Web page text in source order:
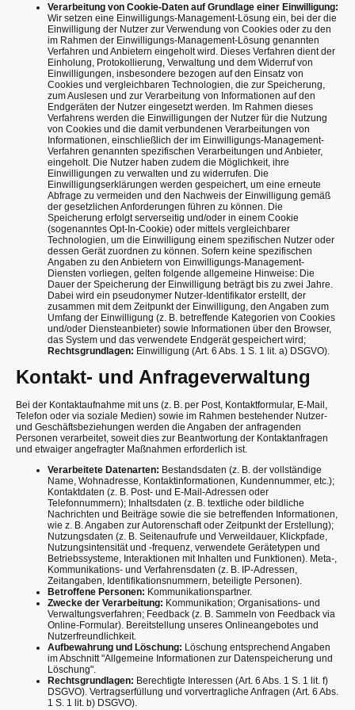
Verarbeitung von Cookie-Daten auf Grundlage einer Einwilligung:
Wir setzen eine Einwilligungs-Management-Lösung ein, bei der die
Einwilligung der Nutzer zur Verwendung von Cookies oder zu den
im Rahmen der Einwilligungs-Management-Lösung genannten
Verfahren und Anbietern eingeholt wird. Dieses Verfahren dient der
Einholung, Protokollierung, Verwaltung und dem Widerruf von
Einwilligungen, insbesondere bezogen auf den Einsatz von
Cookies und vergleichbaren Technologien, die zur Speicherung,
zum Auslesen und zur Verarbeitung von Informationen auf den
Endgeräten der Nutzer eingesetzt werden. Im Rahmen dieses
Verfahrens werden die Einwilligungen der Nutzer für die Nutzung
von Cookies und die damit verbundenen Verarbeitungen von
Informationen, einschließlich der im Einwilligungs-Management-
Verfahren genannten spezifischen Verarbeitungen und Anbieter,
eingeholt. Die Nutzer haben zudem die Möglichkeit, ihre
Einwilligungen zu verwalten und zu widerrufen. Die
Einwilligungserklärungen werden gespeichert, um eine erneute
Abfrage zu vermeiden und den Nachweis der Einwilligung gemäß
der gesetzlichen Anforderungen führen zu können. Die
Speicherung erfolgt serverseitig und/oder in einem Cookie
(sogenanntes Opt-In-Cookie) oder mittels vergleichbarer
Technologien, um die Einwilligung einem spezifischen Nutzer oder
dessen Gerät zuordnen zu können. Sofern keine spezifischen
Angaben zu den Anbietern von Einwilligungs-Management-
Diensten vorliegen, gelten folgende allgemeine Hinweise: Die
Dauer der Speicherung der Einwilligung beträgt bis zu zwei Jahre.
Dabei wird ein pseudonymer Nutzer-Identifikator erstellt, der
zusammen mit dem Zeitpunkt der Einwilligung, den Angaben zum
Umfang der Einwilligung (z. B. betreffende Kategorien von Cookies
und/oder Diensteanbieter) sowie Informationen über den Browser,
das System und das verwendete Endgerät gespeichert wird;
Rechtsgrundlagen: Einwilligung (Art. 6 Abs. 1 S. 1 lit. a) DSGVO).
Kontakt- und Anfrageverwaltung
Bei der Kontaktaufnahme mit uns (z. B. per Post, Kontaktformular, E-Mail,
Telefon oder via soziale Medien) sowie im Rahmen bestehender Nutzer-
und Geschäftsbeziehungen werden die Angaben der anfragenden
Personen verarbeitet, soweit dies zur Beantwortung der Kontaktanfragen
und etwaiger angefragter Maßnahmen erforderlich ist.
Verarbeitete Datenarten: Bestandsdaten (z. B. der vollständige
Name, Wohnadresse, Kontaktinformationen, Kundennummer, etc.);
Kontaktdaten (z. B. Post- und E-Mail-Adressen oder
Telefonnummern); Inhaltsdaten (z. B. textliche oder bildliche
Nachrichten und Beiträge sowie die sie betreffenden Informationen,
wie z. B. Angaben zur Autorenschaft oder Zeitpunkt der Erstellung);
Nutzungsdaten (z. B. Seitenaufrufe und Verweildauer, Klickpfade,
Nutzungsintensität und -frequenz, verwendete Gerätetypen und
Betriebssysteme, Interaktionen mit Inhalten und Funktionen). Meta-,
Kommunikations- und Verfahrensdaten (z. B. IP-Adressen,
Zeitangaben, Identifikationsnummern, beteiligte Personen).
Betroffene Personen: Kommunikationspartner.
Zwecke der Verarbeitung: Kommunikation; Organisations- und
Verwaltungsverfahren; Feedback (z. B. Sammeln von Feedback via
Online-Formular). Bereitstellung unseres Onlineangebotes und
Nutzerfreundlichkeit.
Aufbewahrung und Löschung: Löschung entsprechend Angaben
im Abschnitt "Allgemeine Informationen zur Datenspeicherung und
Löschung".
Rechtsgrundlagen: Berechtigte Interessen (Art. 6 Abs. 1 S. 1 lit. f)
DSGVO). Vertragserfüllung und vorvertragliche Anfragen (Art. 6 Abs.
1 S. 1 lit. b) DSGVO).